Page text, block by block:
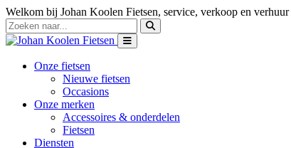
Welkom bij Johan Koolen Fietsen, service, verkoop en verhuur
Onze fietsen
Nieuwe fietsen
Occasions
Onze merken
Accessoires & onderdelen
Fietsen
Diensten